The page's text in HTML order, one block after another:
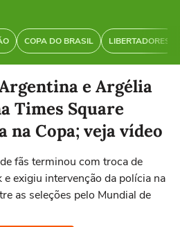
COPA DO BRASIL LIBERTADORES
as notícias
e Argélia
Times Square
na Copa; veja vídeo
fãs terminou com troca de
e exigiu intervenção da polícia na
as seleções pelo Mundial de